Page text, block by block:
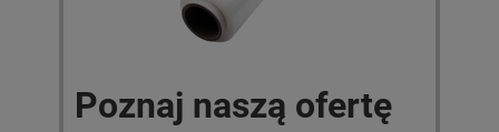
Poznaj naszą ofertę